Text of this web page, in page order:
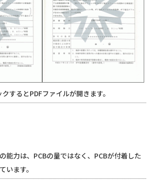
するとPDFファイルが開きます。
能力は、PCBの量ではなく、PCBが付着した
います。